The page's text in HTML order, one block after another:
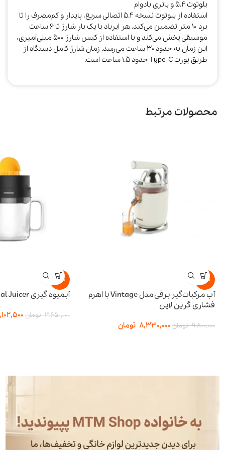
بلوتوث ۵.۴ و باتری بادوام
استفاده از بلوتوث نسخه ۵.۴ اتصالی سریع، پایدار و کم‌مصرف را تا
برد ۱۰ متر تضمین می‌کند. هر ایرباد با یک بار شارژ تا ۶ ساعت
موسیقی پخش می‌کند و با استفاده از کیس شارژ ۵۰۰ میلی‌آمپری،
این زمان به حدود ۳۰ ساعت می‌رسد. زمان شارژ کامل دستگاه از
طریق پورت Type-C حدود ۱.۵ ساعت است.
محصولات مرتبط
-15%
آب مرکبات‌گیر برقی مدل Vintage با اهرم
فشاری گرین لاین
9,800,000 تومان 8,330,000 تومان
-15%
آبمیوه گیری BI-Directional Juicer پرودو
3,650,000 تومان